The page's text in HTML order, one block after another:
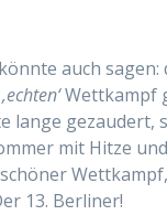
auch sagen:
‚echten‘Wettkampf
lange gezaudert,
mit Hitze
13. Berliner!